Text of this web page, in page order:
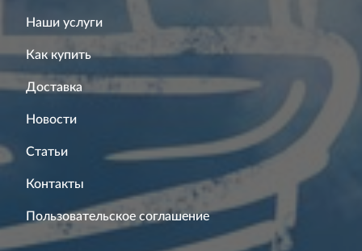
Наши услуги
Как купить
Доставка
Новости
Статьи
Контакты
Пользовательское соглашение